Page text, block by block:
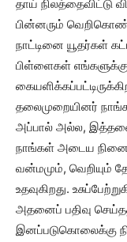
தாய் நிலத்தைவிட்டு
பின்னரும்
நாட்டினை யூதர்கள்
பிள்ளைகள்
தலைமுறையினர்
அப்பால் அல்ல,
நாங்கள் அடைய
வன்மமும், வெறியும்
உதவுகிறது.
அதனைப் பதிவு
இனப்படுகொலைக்கு